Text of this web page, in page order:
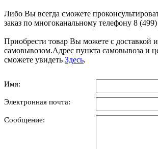
Либо Вы всегда сможете
заказ по многоканальному телефону 8
Приобрести товар Вы можете с доставкой
самовывозом.Адрес пункта самовывоза и
сможете увидеть Здесь.
Имя:
Электронная почта:
Сообщение: